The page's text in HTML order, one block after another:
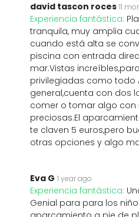
david tascon roces 11
Experiencia fantástica:
tranquila, muy amplia
cuando está alta se
piscina con entrada
mar.Vistas
privilegiadas como todo
general,cuenta con dos
comer o tomar algo con
preciosas.El
te claven 5 euros,pero
otras opciones y algo
Eva G 1 year ago
Experiencia fantástica:
Genial para para los